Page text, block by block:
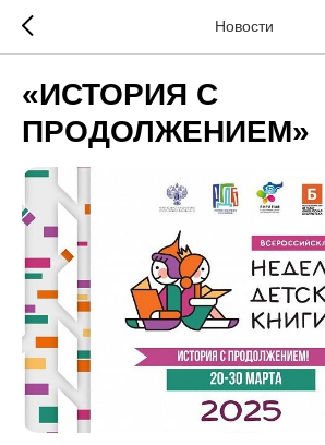
Новости
«ИСТОРИЯ С
ПРОДОЛЖЕНИЕМ»